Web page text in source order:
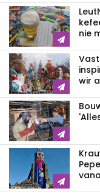
nie
wir